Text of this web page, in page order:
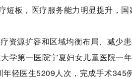
短板，医疗服务能力明显提升，
资源扩容和区域均衡布局、减少
学第一医院宁夏妇女儿童医院一
轻医生5209人次，完成手术345